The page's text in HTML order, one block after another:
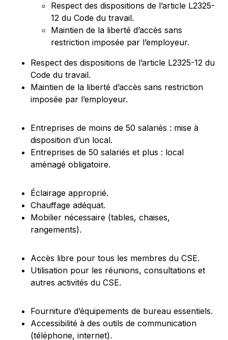
Respect des dispositions de l’article L2325-
12 du Code du travail.
Maintien de la liberté d’accès sans
restriction imposée par l’employeur.
Respect des dispositions de l’article L2325-12 du
Code du travail.
Maintien de la liberté d’accès sans restriction
imposée par l’employeur.
Entreprises de moins de 50 salariés : mise à
disposition d’un local.
Entreprises de 50 salariés et plus : local
aménagé obligatoire.
Éclairage approprié.
Chauffage adéquat.
Mobilier nécessaire (tables, chaises,
rangements).
Accès libre pour tous les membres du CSE.
Utilisation pour les réunions, consultations et
autres activités du CSE.
Fourniture d’équipements de bureau essentiels.
Accessibilité à des outils de communication
(téléphone, internet).